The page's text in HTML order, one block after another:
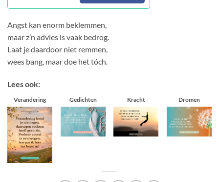
Angst kan enorm beklemmen,
maar z’n advies is vaak bedrog.
Laat je daardoor niet remmen,
wees bang, maar doe het tóch.
Lees ook:
Verandering Gedichten Kracht Dromen